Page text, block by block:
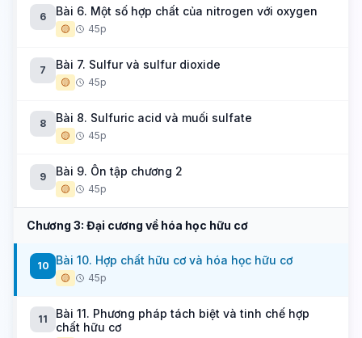
6 Bài 6. Một số hợp chất của nitrogen với oxygen
🟡 45p
7 Bài 7. Sulfur và sulfur dioxide
🟡 45p
8 Bài 8. Sulfuric acid và muối sulfate
🟡 45p
9 Bài 9. Ôn tập chương 2
🟡 45p
Chương 3: Đại cương về hóa học hữu cơ
10 Bài 10. Hợp chất hữu cơ và hóa học hữu cơ
🟡 45p
11
Bài 11. Phương pháp tách biệt và tinh chế hợp
chất hữu cơ